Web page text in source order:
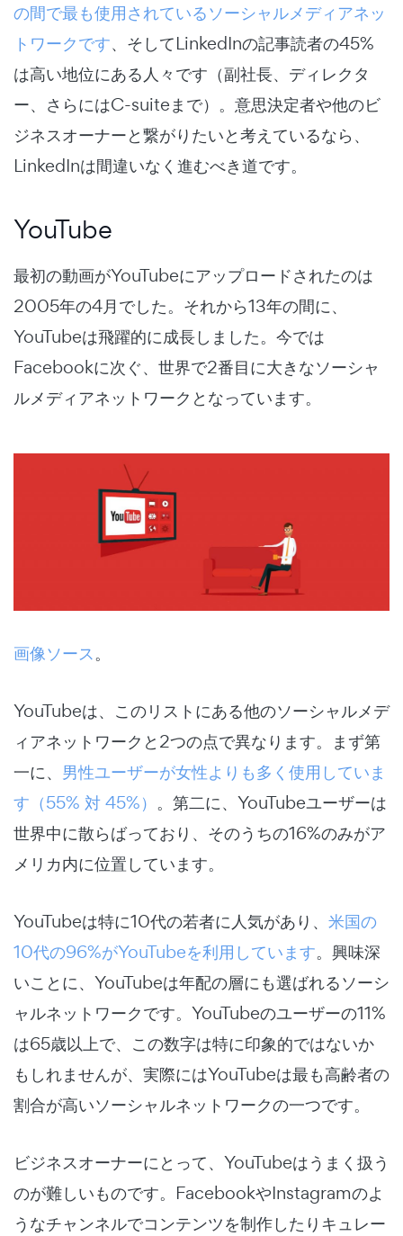
の間で最も使用されているソーシャルメディアネッ
トワークです、そしてLinkedInの記事読者の45%
は高い地位にある人々です（副社長、ディレクタ
ー、さらにはC-suiteまで）。意思決定者や他のビ
ジネスオーナーと繋がりたいと考えているなら、
LinkedInは間違いなく進むべき道です。
YouTube
最初の動画がYouTubeにアップロードされたのは
2005年の4月でした。それから13年の間に、
YouTubeは飛躍的に成長しました。今では
Facebookに次ぐ、世界で2番目に大きなソーシャ
ルメディアネットワークとなっています。
画像ソース。
YouTubeは、このリストにある他のソーシャルメデ
ィアネットワークと2つの点で異なります。まず第
一に、 男性ユーザーが女性よりも多く使用していま
す（55% 対 45%） 。第二に、YouTubeユーザーは
世界中に散らばっており、そのうちの16%のみがア
メリカ内に位置しています。
YouTubeは特に10代の若者に人気があり、 米国の
10代の96%がYouTubeを利用しています。興味深
いことに、YouTubeは年配の層にも選ばれるソーシ
ャルネットワークです。YouTubeのユーザーの11%
は65歳以上で、この数字は特に印象的ではないか
もしれませんが、実際にはYouTubeは最も高齢者の
割合が高いソーシャルネットワークの一つです。
ビジネスオーナーにとって、YouTubeはうまく扱う
のが難しいものです。FacebookやInstagramのよ
うなチャンネルでコンテンツを制作したりキュレー